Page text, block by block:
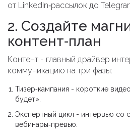
от LinkedIn‑рассылок до
2. Создайте
контент‑план
Контент - главный драйвер
коммуникацию на три фазы:
Тизер‑кампания - короткие
будет».
Экспертный цикл - интервью со
вебинары‑превью.